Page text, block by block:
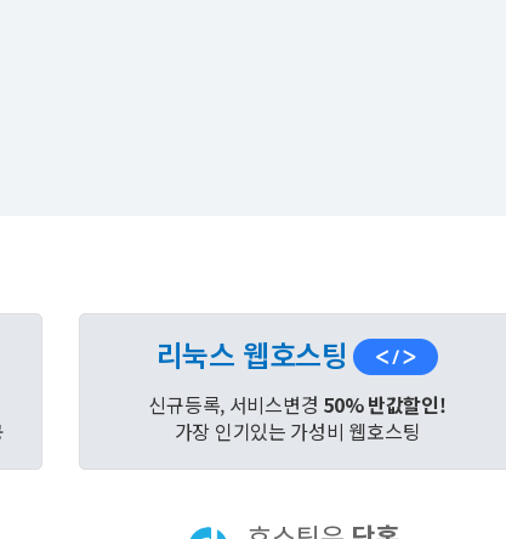
리눅스 웹호스팅
신규등록, 서비스변경 50% 반값할인!
가장 인기있는 가성비 웹호스팅